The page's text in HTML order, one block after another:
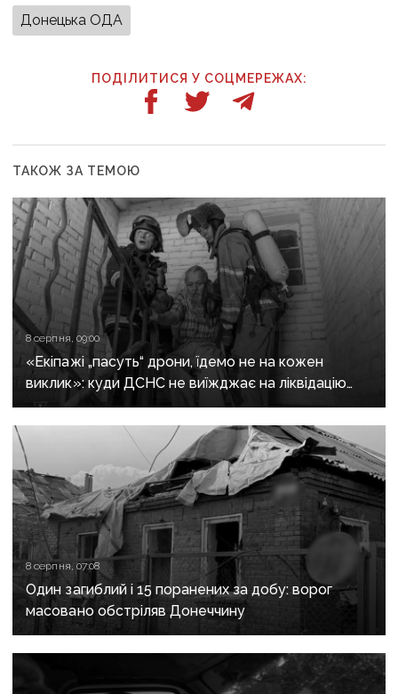
Донецька ОДА
ПОДІЛИТИСЯ У СОЦМЕРЕЖАХ:
ТАКОЖ ЗА ТЕМОЮ
8 серпня, 09:00
«Екіпажі „пасуть“ дрони, їдемо не на кожен
виклик»: куди ДСНС не виїжджає на ліквідацію
надзвичайних ситуацій у Краматорську
та Слов’янську
8 серпня, 07:08
Один загиблий і 15 поранених за добу: ворог
масовано обстріляв Донеччину